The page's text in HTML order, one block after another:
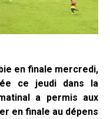
en finale mercredi,
ce jeudi dans la
a permis aux
en finale au dépens